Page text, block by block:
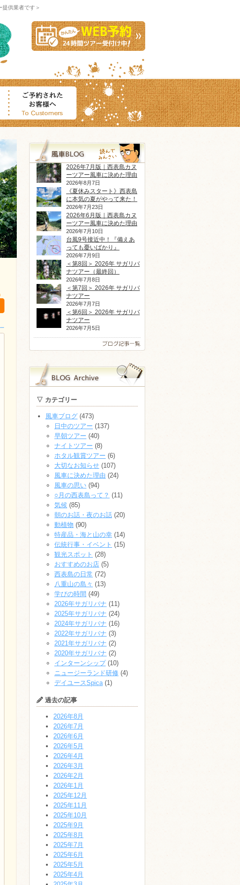
供業者です＞
2026年7月版｜西表島カヌ
ーツアー風車に決めた理由
2026年8月7日
《夏休みスタート》西表島
に本気の夏がやって来た！
2026年7月23日
2026年6月版｜西表島カヌ
ーツアー風車に決めた理由
2026年7月10日
台風9号接近中！『備えあ
っても憂いばかり』
2026年7月9日
＜第8回＞ 2026年 サガリバ
ナツアー（最終回）
2026年7月8日
＜第7回＞ 2026年 サガリバ
ナツアー
2026年7月7日
＜第6回＞ 2026年 サガリバ
ナツアー
2026年7月5日
▽ カテゴリー
風車ブログ (473)
日中のツアー (137)
早朝ツアー (40)
ナイトツアー (8)
ホタル観賞ツアー (6)
大切なお知らせ (107)
風車に決めた理由 (24)
風車の思い (94)
○月の西表島って？ (11)
気候 (85)
朝のお話・夜のお話 (20)
動植物 (90)
特産品・海と山の幸 (14)
伝統行事・イベント (15)
観光スポット (28)
おすすめのお店 (5)
西表島の日常 (72)
八重山の島々 (13)
学びの時間 (49)
2026年サガリバナ (11)
2025年サガリバナ (24)
2024年サガリバナ (16)
2022年サガリバナ (3)
2021年サガリバナ (2)
2020年サガリバナ (2)
インターンシップ(10)
ニュージーランド研修 (4)
デイユースSpica(1)
過去の記事
2026年8月
2026年7月
2026年6月
2026年5月
2026年4月
2026年3月
2026年2月
2026年1月
2025年12月
2025年11月
2025年10月
2025年9月
2025年8月
2025年7月
2025年6月
2025年5月
2025年4月